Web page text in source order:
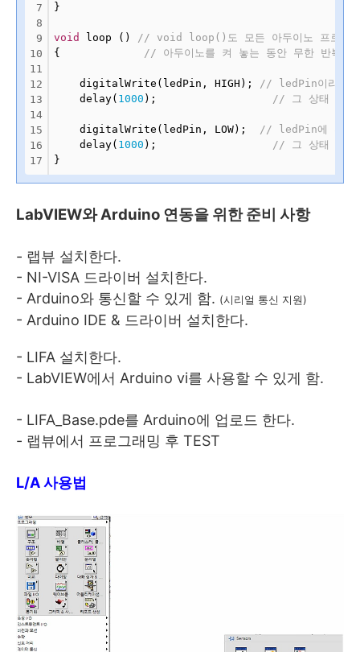
7
8
9
10
11
12
13
14
15
16
17
}
void loop ()
// void loop()도 모든 아두이노 프로그램
{
// 아두이노를 켜 놓는 동안 무한 반복할
digitalWrite(ledPin, HIGH);
// ledPin이라고
delay( 1000 ); // 그 상태 그
digitalWrite(ledPin, LOW);
// ledPin에 전기
delay( 1000 );
// 그 상태 그대
}
LabVIEW와 Arduino 연동을 위한 준비 사항
- 랩뷰 설치한다.
- NI-VISA 드라이버 설치한다.
- Arduino와 통신할 수 있게 함. (시리얼 통신 지원)
- Arduino IDE & 드라이버 설치한다.
- LIFA 설치한다.
- LabVIEW에서 Arduino vi를 사용할 수 있게 함.
- LIFA_Base.pde를 Arduino에 업로드 한다.
- 랩뷰에서 프로그래밍 후 TEST
L/A 사용법